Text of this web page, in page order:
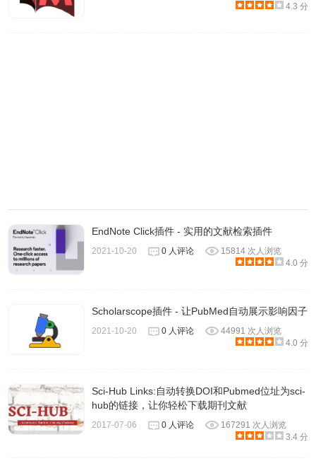
无效CRX-HEADER-INVALID”的报错信息，参照：Chrome
插件安装时出现"CRX-HEADER-INVALID"解决方法，安装
好后即可使用。
4.3 分
EndNote Click插件 - 实用的文献检索插件
2021-10-20 0 人评论
15814 次人浏览
4.0 分
Scholarscope插件 - 让PubMed自动展示影响因子
2021-10-20 0 人评论
44991 次人浏览
4.0 分
Sci-Hub Links:自动转换DOI和Pubmed位址为sci-
hub的链接，让你轻松下载期刊文献
2017-07-06 0 人评论
167291 次人浏览
3.4 分